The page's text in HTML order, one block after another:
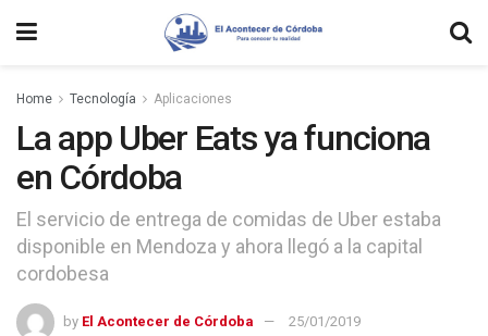
Home Tecnología Aplicaciones
La app Uber Eats ya funciona
en Córdoba
El servicio de entrega de comidas de Uber estaba
disponible en Mendoza y ahora llegó a la capital
cordobesa
by El Acontecer de Córdoba 25/01/2019